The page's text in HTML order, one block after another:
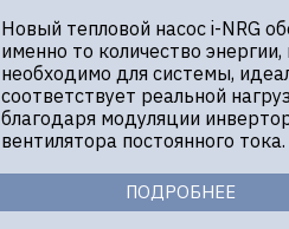
Новый тепловой насос i-NRG
именно то количество энергии,
необходимо для системы,
соответствует реальной
благодаря модуляции
вентилятора постоянного тока.
ПОДРОБНЕЕ